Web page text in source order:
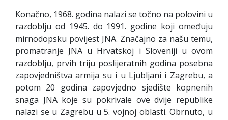
Konačno, 1968. godina nalazi se točno na polovini u
razdoblju od 1945. do 1991. godine koji omeđuju
mirnodopsku povijest JNA. Značajno za našu temu,
promatranje JNA u Hrvatskoj i Sloveniji u ovom
razdoblju, prvih triju poslijeratnih godina posebna
zapovjedništva armija su i u Ljubljani i Zagrebu, a
potom 20 godina zapovjedno sjedište kopnenih
snaga JNA koje su pokrivale ove dvije republike
nalazi se u Zagrebu u 5. vojnoj oblasti. Obrnuto, u